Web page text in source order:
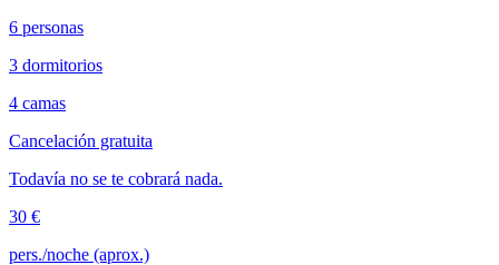
6 personas
3 dormitorios
4 camas
Cancelación gratuita
Todavía no se te cobrará nada.
30 €
pers./noche (aprox.)